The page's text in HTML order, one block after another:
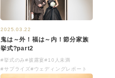
2025.03.22
鬼は～外！福は～内！節分家族
挙式?part2
#挙式のみ#披露宴#10人未満
#サプライズ#ウェディングレポート